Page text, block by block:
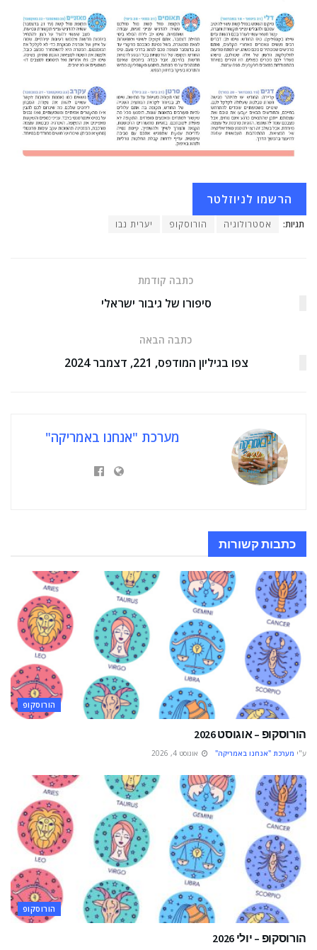
הרשמו לניוזלטר
תגיות: אסטרולוגיה הורוסקופ יערית נבו
כתבה קודמת
סיפורו של גיבור ישראלי
כתבה הבאה
צפו בגיליון המודפס, 221, דצמבר 2024
מערכת "אנחנו באמריקה"
כתבותקשורות
הורוסקופ
הורוסקופ – אוגוסט 2026
ע"י מערכת "אנחנו באמריקה" אוגוסט 4, 2026
הורוסקופ
הורוסקופ – יולי 2026